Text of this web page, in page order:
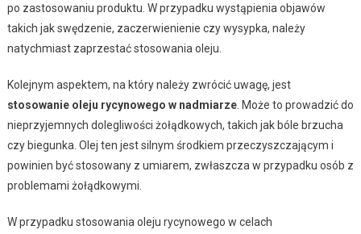
po zastosowaniu produktu. W przypadku wystąpienia objawów
takich jak swędzenie, zaczerwienienie czy wysypka, należy
natychmiast zaprzestać stosowania oleju.
Kolejnym aspektem, na który należy zwrócić uwagę, jest
stosowanie oleju rycynowego w nadmiarze. Może to prowadzić do
nieprzyjemnych dolegliwości żołądkowych, takich jak bóle brzucha
czy biegunka. Olej ten jest silnym środkiem przeczyszczającym i
powinien być stosowany z umiarem, zwłaszcza w przypadku osób z
problemami żołądkowymi.
W przypadku stosowania oleju rycynowego w celach